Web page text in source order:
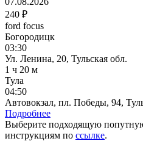
240 ₽
ford focus
Богородицк
03:30
Ул. Ленина, 20, Тульская обл.
1 ч 20 м
Тула
04:50
Автовокзал, пл. Победы, 94,
Подробнее
Выберите подходящую
инструкциям по ссылке.